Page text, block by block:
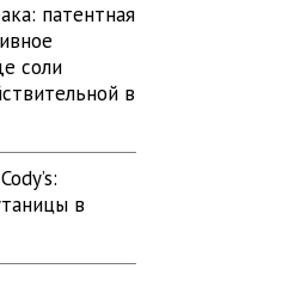
патентная
соли
в
в